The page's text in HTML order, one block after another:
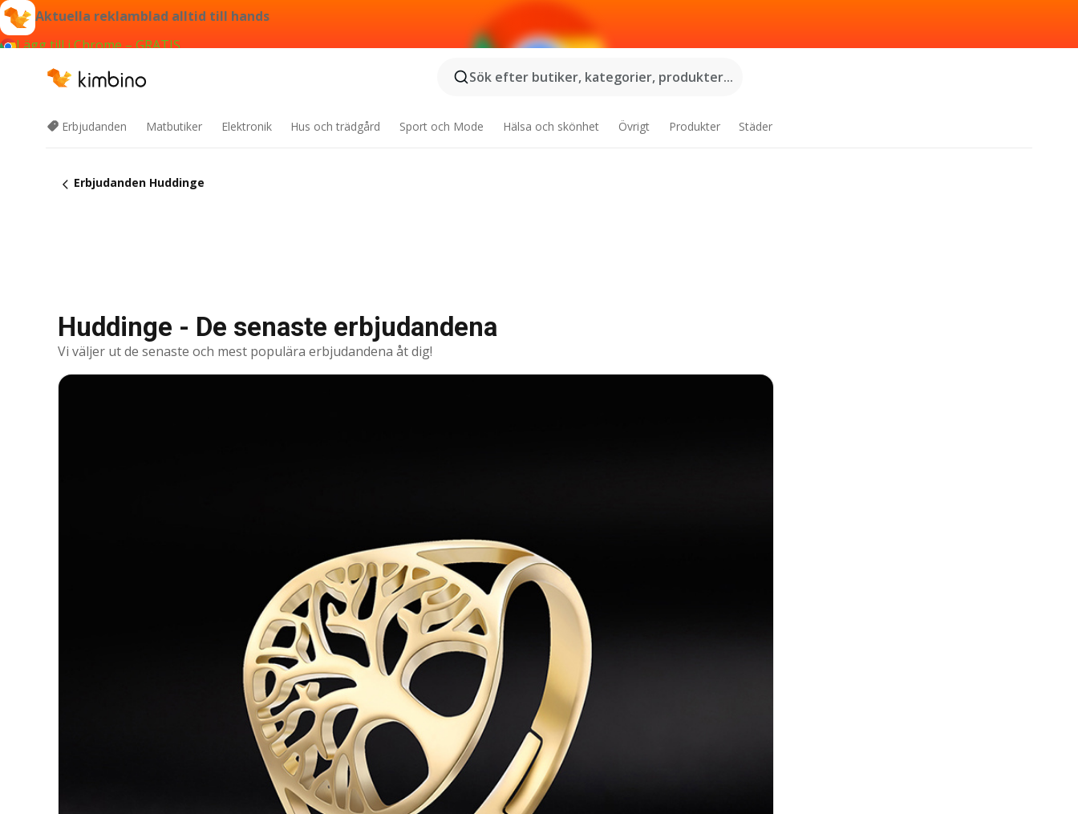
Aktuella reklamblad alltid till hands
Lägg till i Chrome – GRATIS
Sök efter butiker, kategorier, produkter...
Erbjudanden Matbutiker Elektronik Hus och trädgård Sport och Mode Hälsa och skönhet Övrigt Produkter Städer
Erbjudanden Huddinge
Huddinge - De senaste erbjudandena
Vi väljer ut de senaste och mest populära erbjudandena åt dig!